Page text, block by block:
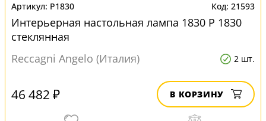
P1830 21593
Интерьерная настольная лампа 1830 P 1830
стеклянная
Reccagni Angelo (Италия)
2 шт.
46 482 ₽ В КОРЗИНУ